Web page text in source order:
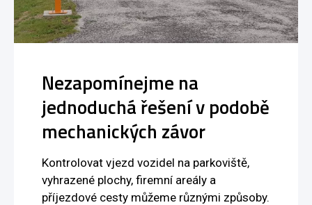
Nezapomínejme na
jednoduchá řešení v podobě
mechanických závor
Kontrolovat vjezd vozidel na parkoviště,
vyhrazené plochy, firemní areály a
příjezdové cesty můžeme různými způsoby.